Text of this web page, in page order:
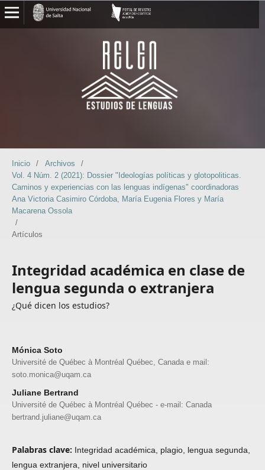
Inicio / Archivos
/
Vol. 4 Núm. 2 (2021): Dossier "Ideologías políticas y glotopoliticas.
Caminos y experiencias con las lenguas indígenas" coordinadoras
Ana Victoria Casimiro Córdoba, María Eugenia Flores y María
Macarena Ossola
/
Artículos
Integridad académica en clase de
lengua segunda o extranjera
¿Qué dicen los estudios?
Mónica Soto
Université de Québec à Montréal Québec, Canada e mail:
soto.monica@uqam.ca
Juliane Bertrand
Université de Québec à Montréal Québec - e-mail: Canada
bertrand.juliane@uqam.ca
Palabras clave: Integridad académica, plagio, lengua segunda,
lengua extranjera, nivel universitario